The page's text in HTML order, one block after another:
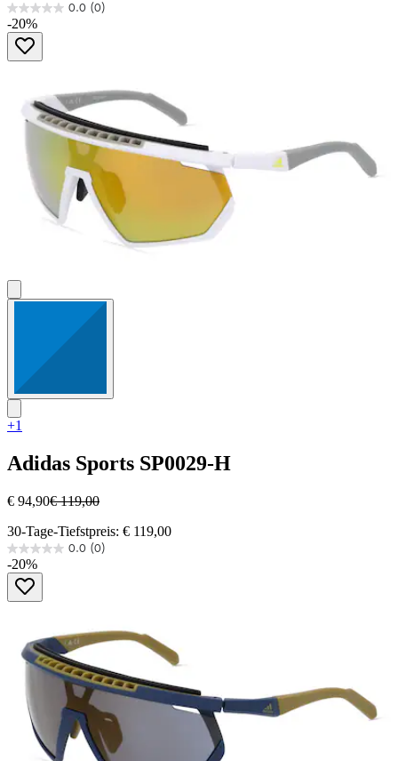
0.0 (0)
0.0
von
Sternen.
-20%
+1
Adidas Sports SP0029-H
€ 94,90€ 119,00
30-Tage-Tiefstpreis: € 119,00
0.0 (0)
0.0
von
Sternen.
-20%